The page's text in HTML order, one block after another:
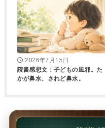
2026年7月15日
読書感想文：子どもの風邪。た
かが鼻水、されど鼻水。